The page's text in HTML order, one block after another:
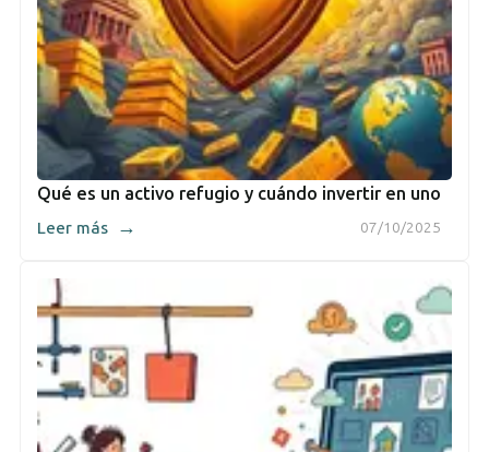
Qué es un activo refugio y cuándo invertir en uno
07/10/2025
Leer más →